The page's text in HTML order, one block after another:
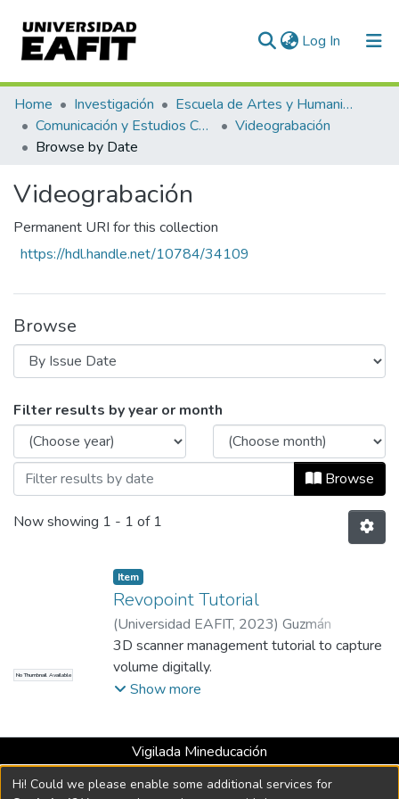
Log In (current)
Communities & Collections
All of DSpace
Home Investigación
Escuela de Artes y Humanidades
Comunicación y Estudios Culturales
Videograbación
Browse by Date
Videograbación
Permanent URI for this collection
https://hdl.handle.net/10784/34109
Browse
Browsing Videograbación by Issue Date
Filter results by year or month
Browse
Now showing 1 - 1 of 1
No Thumbnail Available
Item
Revopoint Tutorial
(Universidad EAFIT, 2023) Guzmán
Ramírez, Jesús Alejandro;Hincapié
Montoya, Edwin Mauricio
EAFIT
3D scanner management tutorial to capture
volume digitally.
Show more
Vigilada Mineducación
Universidad con Acreditación Institucional hasta 2026 -
Resolución MEN 2158 de 2018
Hi! Could we please enable some additional services for